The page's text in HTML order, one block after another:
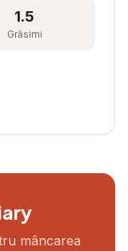
1.5
Grăsimi
mâncarea